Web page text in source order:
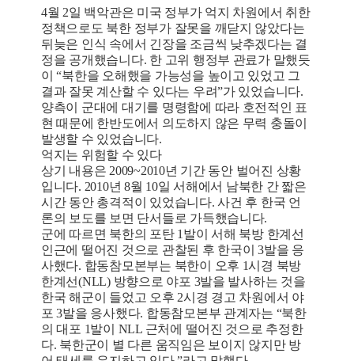
4월 2일 백악관은 미국 정부가 억지 차원에서 취한
정책으로도 북한 정부가 잘못을 깨닫지 않았다는
뒤늦은 인식 속에서 긴장을 조금씩 낮추겠다는 결
정을 공개했습니다. 한 고위 행정부 관료가 말했듯
이 “북한을 오해했을 가능성을 높이고 있었고 그
결과 잘못 계산할 수 있다는 우려”가 있었습니다.
양측이 군대에 대기를 명령함에 따라 호전적인 표
현 때문에 한반도에서 의도하지 않은 무력 충돌이
발생할 수 있었습니다.
억지는 위험할 수 있다
상기 내용은 2009~2010년 기간 동안 벌어진 상황
입니다. 2010년 8월 10일 서해에서 남북한 간 짧은
시간 동안 총격적이 있었습니다. 사건 후 한국 언
론의 보도를 보면 단서들로 가득했습니다.
군에 따르면 북한의 포탄 1발이 서해 북방 한계선
인근에 떨어진 것으로 관찰된 후 한국이 3발을 응
사했다. 합동참모본부는 북한이 오후 1시경 북방
한계선(NLL) 방향으로 야포 3발을 발사하는 것을
한국 해군이 들었고 오후 2시경 경고 차원에서 야
포 3발을 응사했다. 합동참모본부 관계자는 “북한
의 대포 1발이 NLL 근처에 떨어진 것으로 추정한
다. 북한군이 별 다른 움직임은 보이지 않지만 방